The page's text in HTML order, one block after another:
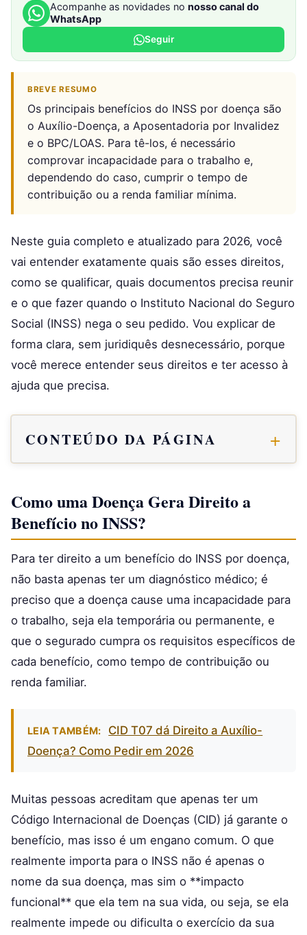
Acompanhe as novidades no nosso canal do
WhatsApp
Seguir
BREVE RESUMO
Os principais benefícios do INSS por doença são
o Auxílio-Doença, a Aposentadoria por Invalidez
e o BPC/LOAS. Para tê-los, é necessário
comprovar incapacidade para o trabalho e,
dependendo do caso, cumprir o tempo de
contribuição ou a renda familiar mínima.
Neste guia completo e atualizado para 2026, você
vai entender exatamente quais são esses direitos,
como se qualificar, quais documentos precisa reunir
e o que fazer quando o Instituto Nacional do Seguro
Social (INSS) nega o seu pedido. Vou explicar de
forma clara, sem juridiquês desnecessário, porque
você merece entender seus direitos e ter acesso à
ajuda que precisa.
CONTEÚDO DA PÁGINA
Como uma Doença Gera Direito a
Benefício no INSS?
Para ter direito a um benefício do INSS por doença,
não basta apenas ter um diagnóstico médico; é
preciso que a doença cause uma incapacidade para
o trabalho, seja ela temporária ou permanente, e
que o segurado cumpra os requisitos específicos de
cada benefício, como tempo de contribuição ou
renda familiar.
LEIA TAMBÉM:
CID T07 dá Direito a Auxílio-
Doença? Como Pedir em 2026
Muitas pessoas acreditam que apenas ter um
Código Internacional de Doenças (CID) já garante o
benefício, mas isso é um engano comum. O que
realmente importa para o INSS não é apenas o
nome da sua doença, mas sim o **impacto
funcional** que ela tem na sua vida, ou seja, se ela
realmente impede ou dificulta o exercício da sua